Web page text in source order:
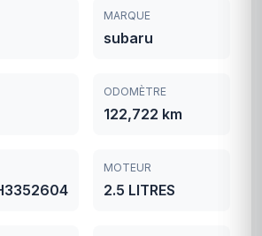
MARQUE
subaru
ODOMÈTRE
122,722 km
MOTEUR
2.5 LITRES